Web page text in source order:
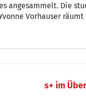
angesammelt. Die
Vorhauser
s+ im